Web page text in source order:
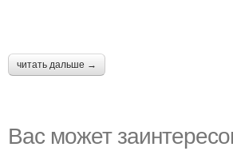
читать дальше →
Вас может